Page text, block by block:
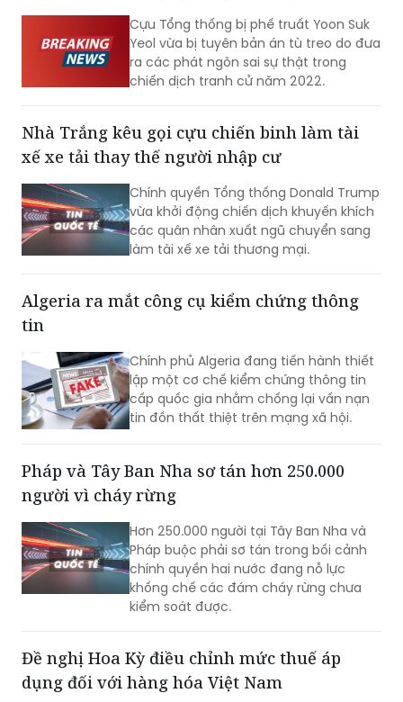
Cựu Tổng thống bị phế truất Yoon Suk
Yeol vừa bị tuyên bản án tù treo do đưa
ra các phát ngôn sai sự thật trong
chiến dịch tranh cử năm 2022.
Nhà Trắng kêu gọi cựu chiến binh làm tài
xế xe tải thay thế người nhập cư
Chính quyền Tổng thống Donald Trump
vừa khởi động chiến dịch khuyến khích
các quân nhân xuất ngũ chuyển sang
làm tài xế xe tải thương mại.
Algeria ra mắt công cụ kiểm chứng thông
tin
Chính phủ Algeria đang tiến hành thiết
lập một cơ chế kiểm chứng thông tin
cấp quốc gia nhằm chống lại vấn nạn
tin đồn thất thiệt trên mạng xã hội.
Pháp và Tây Ban Nha sơ tán hơn 250.000
người vì cháy rừng
Hơn 250.000 người tại Tây Ban Nha và
Pháp buộc phải sơ tán trong bối cảnh
chính quyền hai nước đang nỗ lực
khống chế các đám cháy rừng chưa
kiểm soát được.
Đề nghị Hoa Kỳ điều chỉnh mức thuế áp
dụng đối với hàng hóa Việt Nam